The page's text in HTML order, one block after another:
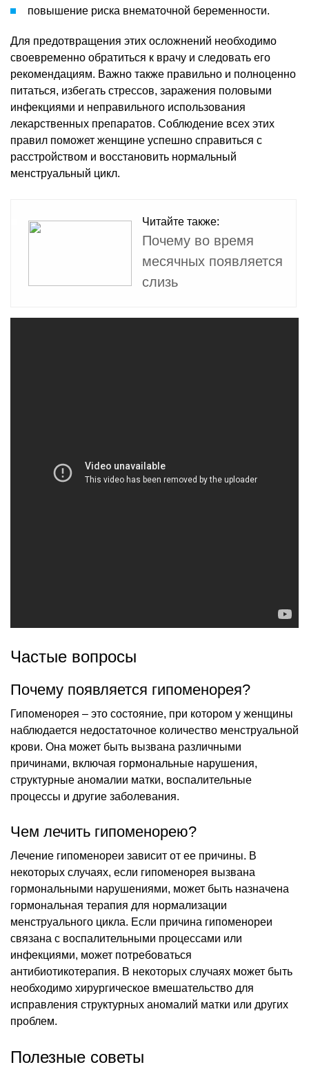
повышение риска внематочной беременности.
Для предотвращения этих осложнений необходимо
своевременно обратиться к врачу и следовать его
рекомендациям. Важно также правильно и полноценно
питаться, избегать стрессов, заражения половыми
инфекциями и неправильного использования
лекарственных препаратов. Соблюдение всех этих
правил поможет женщине успешно справиться с
расстройством и восстановить нормальный
менструальный цикл.
Читайте также:
Почему во время
месячных появляется
слизь
Частые вопросы
Почему появляется гипоменорея?
Гипоменорея – это состояние, при котором у женщины
наблюдается недостаточное количество менструальной
крови. Она может быть вызвана различными
причинами, включая гормональные нарушения,
структурные аномалии матки, воспалительные
процессы и другие заболевания.
Чем лечить гипоменорею?
Лечение гипоменореи зависит от ее причины. В
некоторых случаях, если гипоменорея вызвана
гормональными нарушениями, может быть назначена
гормональная терапия для нормализации
менструального цикла. Если причина гипоменореи
связана с воспалительными процессами или
инфекциями, может потребоваться
антибиотикотерапия. В некоторых случаях может быть
необходимо хирургическое вмешательство для
исправления структурных аномалий матки или других
проблем.
Полезные советы